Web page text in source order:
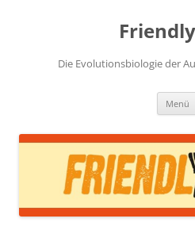
Die Evolutionsbiologie der
Menü